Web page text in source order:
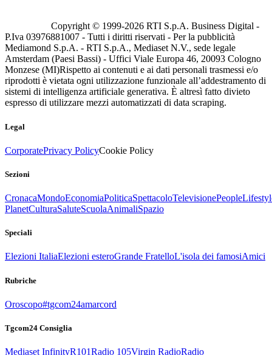
Copyright © 1999-2026 RTI S.p.A. Business Digital -
P.Iva 03976881007 - Tutti i diritti riservati - Per la pubblicità
Mediamond S.p.A. - RTI S.p.A., Mediaset N.V., sede legale
Amsterdam (Paesi Bassi) - Uffici Viale Europa 46, 20093 Cologno
Monzese (MI)Rispetto ai contenuti e ai dati personali trasmessi e/o
riprodotti è vietata ogni utilizzazione funzionale all’addestramento di
sistemi di intelligenza artificiale generativa. È altresì fatto divieto
espresso di utilizzare mezzi automatizzati di data scraping.
Legal
CorporatePrivacy PolicyCookie Policy
Sezioni
CronacaMondoEconomiaPoliticaSpettacoloTelevisionePeople
PlanetCulturaSaluteScuolaAnimaliSpazio
Speciali
Elezioni ItaliaElezioni esteroGrande FratelloL'isola dei famosiAmici
Rubriche
Oroscopo#tgcom24amarcord
Tgcom24 Consiglia
Mediaset InfinityR101Radio 105Virgin RadioRadio